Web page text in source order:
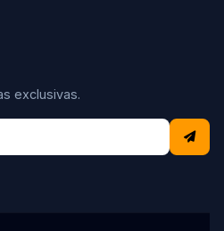
exclusivas.